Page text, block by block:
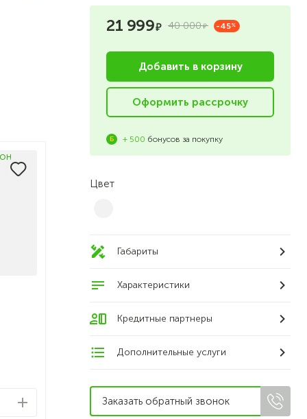
21 999 40 000 -45%
Добавить в корзину
Оформить рассрочку
+ 500 бонусов за покупку
Цвет
Габариты
Характеристики
Кредитные партнеры
Дополнительные услуги